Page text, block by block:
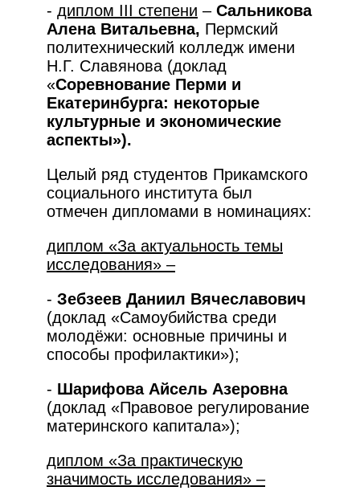
- диплом III степени – Сальникова
Алена Витальевна, Пермский
политехнический колледж имени
Н.Г. Славянова (доклад
«Соревнование Перми и
Екатеринбурга: некоторые
культурные и экономические
аспекты»).
Целый ряд студентов Прикамского
социального института был
отмечен дипломами в номинациях:
диплом «За актуальность темы
исследования» –
- Зебзеев Даниил Вячеславович
(доклад «Самоубийства среди
молодёжи: основные причины и
способы профилактики»);
- Шарифова Айсель Азеровна
(доклад «Правовое регулирование
материнского капитала»);
диплом «За практическую
значимость исследования» –